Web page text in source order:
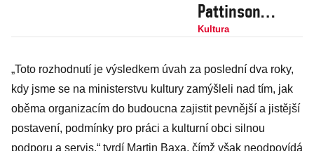
Pattinson
v černé bundě.
Berlinale
přivítalo své
největší hvězdy
Kultura
„Toto rozhodnutí je výsledkem úvah za poslední dva roky,
kdy jsme se na ministerstvu kultury zamýšleli nad tím, jak
oběma organizacím do budoucna zajistit pevnější a jistější
postavení, podmínky pro práci a kulturní obci silnou
podporu a servis,“ tvrdí Martin Baxa, čímž však neodpovídá